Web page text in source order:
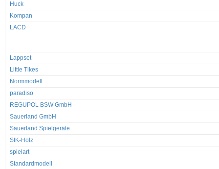
Huck
Kompan
LACD
Lappset
Little Tikes
Normmodell
paradiso
REGUPOL BSW GmbH
Sauerland GmbH
Sauerland Spielgeräte
SIK-Holz
spielart
Standardmodell